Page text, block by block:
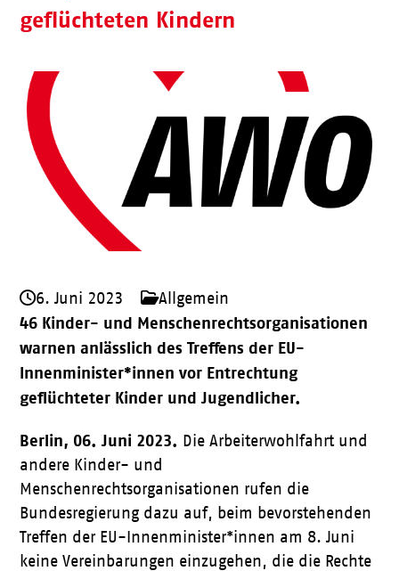
geflüchteten Kindern
6. Juni 2023 Allgemein
46 Kinder- und Menschenrechtsorganisationen
warnen anlässlich des Treffens der EU-
Innenminister*innen vor Entrechtung
geflüchteter Kinder und Jugendlicher.
Berlin, 06. Juni 2023. Die Arbeiterwohlfahrt und
andere Kinder- und
Menschenrechtsorganisationen rufen die
Bundesregierung dazu auf, beim bevorstehenden
Treffen der EU-Innenminister*innen am 8. Juni
keine Vereinbarungen einzugehen, die die Rechte